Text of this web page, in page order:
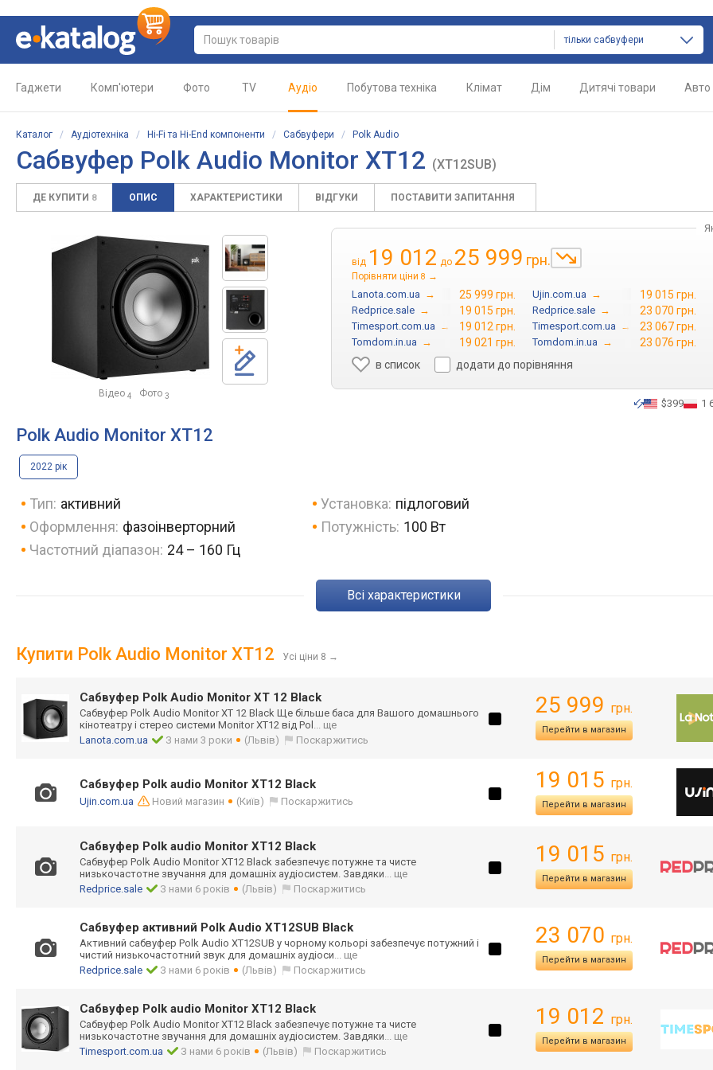
тільки сабвуфери
Гаджети Комп'ютери Фото TV Аудіо Побутова техніка Клімат Дім Дитячі товари Авто
Каталог / Аудіотехніка / Hi-Fi та Hi-End компоненти / Сабвуфери / Polk Audio
Сабвуфер Polk Audio Monitor XT12 (XT12SUB)
ДЕ КУПИТИ 8 ОПИС ХАРАКТЕРИСТИКИ ВІДГУКИ ПОСТАВИТИ ЗАПИТАННЯ
Відео 4 Фото 3
від 19 012 до 25 999 грн.
Порівняти ціни 8 →
Lanota.com.ua → 25 999 грн. Ujin.com.ua → 19 015 грн.
Redprice.sale → 19 015 грн. Redprice.sale → 23 070 грн.
Timesport.com.ua → 19 012 грн. Timesport.com.ua → 23 067 грн.
Tomdom.in.ua → 19 021 грн. Tomdom.in.ua →
23 076 грн.
в список
додати до порівняння
$399 1
Polk Audio Monitor XT12
2022 рік
Тип: активний Установка: підлоговий
Оформлення: фазоінверторний Потужність: 100 Вт
Частотний діапазон: 24 – 160 Гц
Всі характеристики
Купити Polk Audio Monitor XT12 Усі ціни 8 →
Сабвуфер Polk Audio Monitor XT 12 Black
Сабвуфер Polk Audio Monitor XT 12 Black Ще більше баса для Вашого домашнього
кінотеатру і стерео системи Monitor XT12 від Pol ... ще
Lanota.com.ua
З нами 3 роки (Львів) Поскаржитись
25 999 грн.
Перейти в магазин
Сабвуфер Polk audio Monitor XT12 Black
Ujin.com.ua Новий магазин (Київ) Поскаржитись
19 015 грн.
Перейти в магазин
Сабвуфер Polk audio Monitor XT12 Black
Сабвуфер Polk Audio Monitor XT12 Black забезпечує потужне та чисте
низькочастотне звучання для домашніх аудіосистем. Завдяки... ще
Redprice.sale
З нами 6 років (Львів) Поскаржитись
19 015 грн.
Перейти в магазин
Сабвуфер активний Polk Audio XT12SUB Black
Активний сабвуфер Polk Audio XT12SUB у чорному кольорі забезпечує потужний і
чистий низькочастотний звук для домашніх аудіоси... ще
Redprice.sale
З нами 6 років (Львів) Поскаржитись
23 070 грн.
Перейти в магазин
Сабвуфер Polk audio Monitor XT12 Black
Сабвуфер Polk Audio Monitor XT12 Black забезпечує потужне та чисте
низькочастотне звучання для домашніх аудіосистем. Завдяки... ще
Timesport.com.ua
З нами 6 років (Львів) Поскаржитись
19 012 грн.
Перейти в магазин